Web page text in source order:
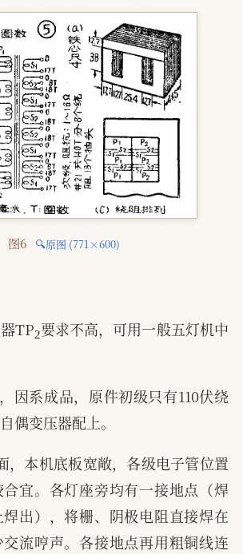
图6 🔍原图 (771×600)
TP 2要求不高，可用一般五灯机中
，因系成品，原件初级只有110伏绕
偶变压器配上。
，本机底板宽敞，各级电子管位置
宜。各灯座旁均有一接地点（焊
出），将栅、阴极电阻直接焊在
流哼声。各接地点再用粗铜线连